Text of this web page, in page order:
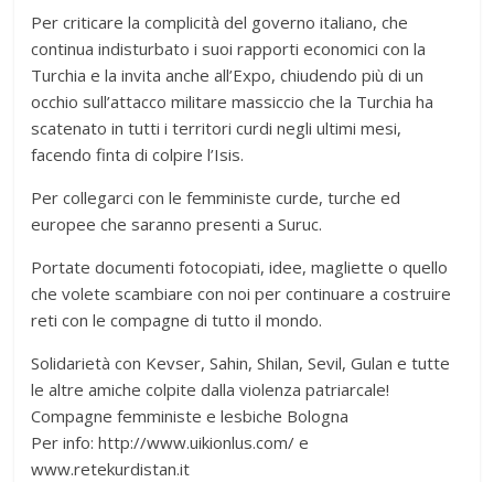
Per criticare la complicità del governo italiano, che
continua indisturbato i suoi rapporti economici con la
Turchia e la invita anche all’Expo, chiudendo più di un
occhio sull’attacco militare massiccio che la Turchia ha
scatenato in tutti i territori curdi negli ultimi mesi,
facendo finta di colpire l’Isis.
Per collegarci con le femministe curde, turche ed
europee che saranno presenti a Suruc.
Portate documenti fotocopiati, idee, magliette o quello
che volete scambiare con noi per continuare a costruire
reti con le compagne di tutto il mondo.
Solidarietà con Kevser, Sahin, Shilan, Sevil, Gulan e tutte
le altre amiche colpite dalla violenza patriarcale!
Compagne femministe e lesbiche Bologna
Per info: http://www.uikionlus.com/ e
www.retekurdistan.it